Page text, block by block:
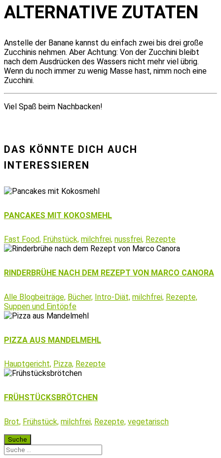
ALTERNATIVE ZUTATEN
Anstelle der Banane kannst du einfach zwei bis drei große
Zucchinis nehmen. Aber Achtung: Von der Zucchini bleibt
nach dem Ausdrücken des Wassers nicht mehr viel übrig.
Wenn du noch immer zu wenig Masse hast, nimm noch eine
Zucchini.
Viel Spaß beim Nachbacken!
DAS KÖNNTE DICH AUCH
INTERESSIEREN
PANCAKES MIT KOKOSMEHL
Fast Food, Frühstück, milchfrei, nussfrei, Rezepte
RINDERBRÜHE NACH DEM REZEPT VON MARCO CANORA
Alle Blogbeiträge, Bücher, Intro-Diät, milchfrei, Rezepte,
Suppen und Eintöpfe
PIZZA AUS MANDELMEHL
Hauptgericht, Pizza, Rezepte
FRÜHSTÜCKSBRÖTCHEN
Brot, Frühstück, milchfrei, Rezepte, vegetarisch